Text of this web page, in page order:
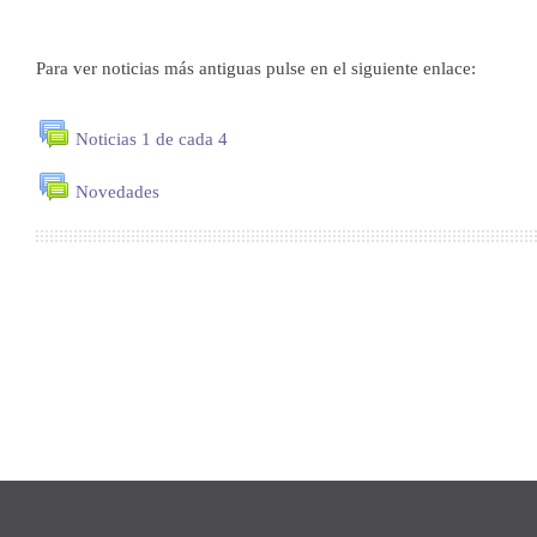
Para ver noticias más antiguas pulse en el siguiente enlace:
Noticias 1 de cada 4
Novedades